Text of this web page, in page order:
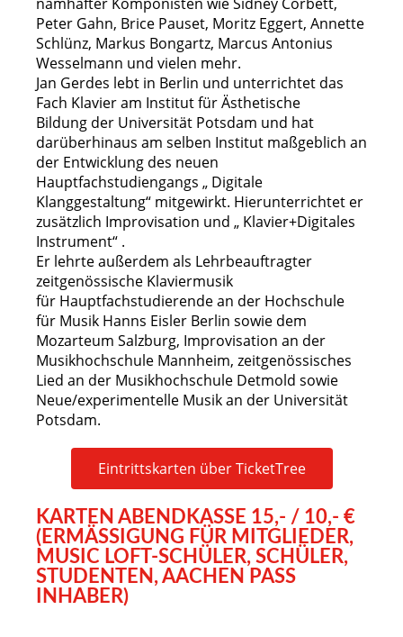
Peter Gahn, Brice Pauset, Moritz Eggert, Annette
Schlünz, Markus Bongartz, Marcus Antonius
Wesselmann und vielen mehr.
Jan Gerdes lebt in Berlin und unterrichtet das
Fach Klavier am Institut für Ästhetische
Bildung der Universität Potsdam und hat
darüberhinaus am selben Institut maßgeblich an
der Entwicklung des neuen
Hauptfachstudiengangs „ Digitale
Klanggestaltung“ mitgewirkt. Hierunterrichtet er
zusätzlich Improvisation und „ Klavier+Digitales
Instrument“ .
Er lehrte außerdem als Lehrbeauftragter
zeitgenössische Klaviermusik
für Hauptfachstudierende an der Hochschule
für Musik Hanns Eisler Berlin sowie dem
Mozarteum Salzburg, Improvisation an der
Musikhochschule Mannheim, zeitgenössisches
Lied an der Musikhochschule Detmold sowie
Neue/experimentelle Musik an der Universität
Potsdam.
Eintrittskarten über TicketTree
KARTEN ABENDKASSE 15,- / 10,- €
(ERMÄSSIGUNG FÜR MITGLIEDER, M
USIC LOFT-SCHÜLER, SCHÜLER, S
TUDENTEN, AACHEN PASS I
NHABER)